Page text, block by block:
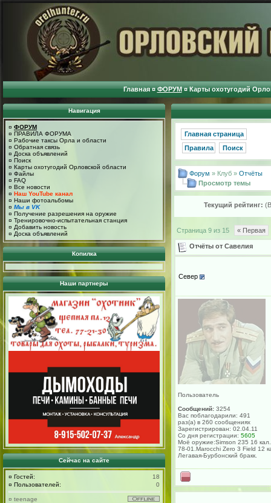
Главная ¤ ФОРУМ ¤ Карты охотугодий
Навигация
¤ ФОРУМ
¤ ПРАВИЛА ФОРУМА
¤ Рабочие таксы Орла и области
¤ Обратная связь
¤ Доска объявлений
¤ Поиск
¤ Карты охотугодий Орловской области
¤ Файлы
¤ FAQ
¤ Все новости
¤ Наш YouTube канал
¤ Наши фотоальбомы
¤ Мы в VK
¤ Получение разрешения на оружие
¤ Тренировочно-испытательная станция
¤ Добавить новость
¤ Доска объявлений
Копилка
Наши партнеры
Сейчас на сайте
¤ Гостей:
18
¤ Пользователей: 0
¤ teenage
Главная страница
Правила
Поиск
Форум » Клуб » Отчёты
Просмотр темы
Текущий рейтинг:
Страница 9 из 15 « Первая
Отчёты от Савелия
Север
Пользователь
Сообщений: 3254
Вас поблагодарили: 491
раз(а) в 260 сообщениях
Зарегистрирован: 02.04.11
Со дня регистрации: 5605
Моё оружие:Simson 235 16
78-01.Marocchi Zero 3 Field 12
Легавая-Бурбонский бракк.